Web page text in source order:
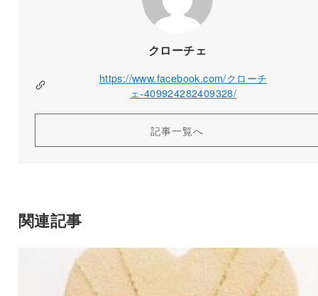
クローチェ
https://www.facebook.com/クローチ
ェ-409924282409328/
記事一覧へ
関連記事